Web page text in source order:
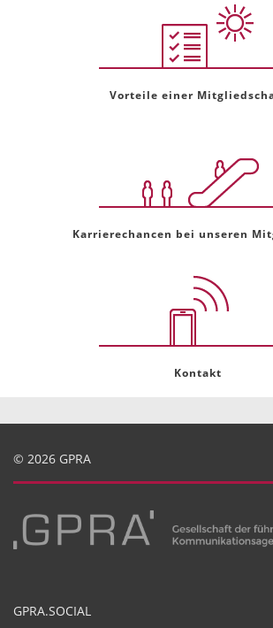
Vorteile einer
Karrierechancen bei unseren
Kontakt
© 2026 GPRA
GPRA.SOCIAL